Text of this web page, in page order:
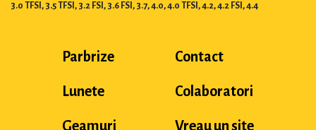
3.0 TFSI, 3.5 TFSI, 3.2 FSI, 3.6 FSI, 3.7, 4.0, 4.0 TFSI, 4.2, 4.2 FSI, 4.4
Parbrize
Lunete
Geamuri
Contact
Colaboratori
Vreau un site